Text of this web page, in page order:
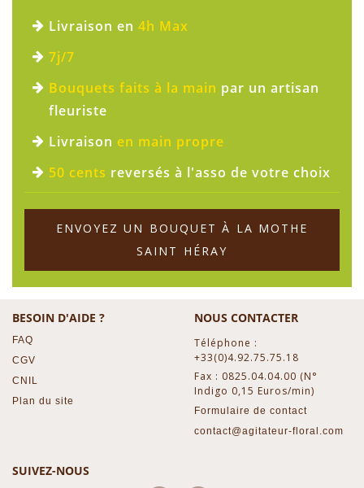
Livraison en 4h Max
7j/7
Bouquets faits à la main par un artisan
fleuriste
Livraison en main propre
50 cents reversés à l'asso de votre choix
ENVOYEZ UN BOUQUET À LA MOTHE
SAINT HÉRAY
BESOIN D'AIDE ?
FAQ
CGV
CNIL
Plan du site
NOUS CONTACTER
Téléphone :
+33(0)4.92.75.75.18
Fax : 0825.04.04.00 (N°
Indigo 0,15 Euros/min)
Formulaire de contact
contact@agitateur-floral.com
SUIVEZ-NOUS